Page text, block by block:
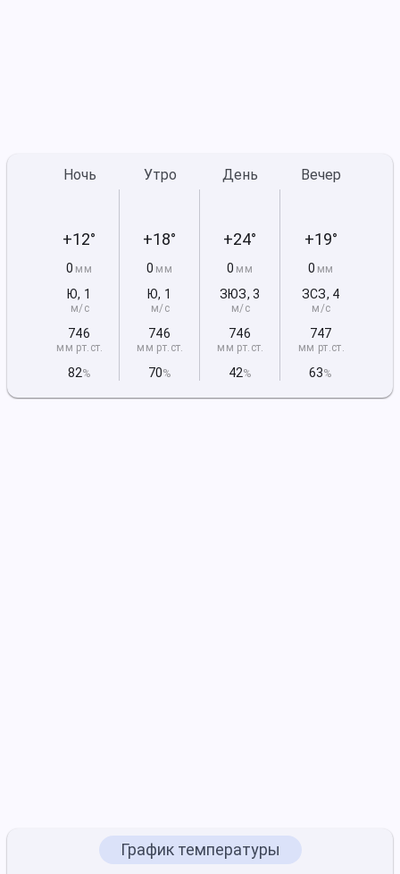
Ночь
+12°
0 мм
Ю, 1
м/с
746
мм рт.ст.
82%
Утро
+18°
0 мм
Ю, 1
м/с
746
мм рт.ст.
70%
День
+24°
0 мм
ЗЮЗ, 3
м/с
746
мм рт.ст.
42%
Вечер
+19°
0 мм
ЗСЗ, 4
м/с
747
мм рт.ст.
63%
График температуры